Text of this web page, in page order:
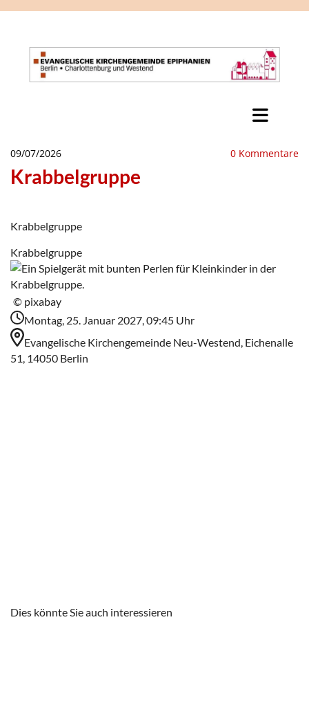
09/07/2026 0 Kommentare
Krabbelgruppe
Krabbelgruppe
Krabbelgruppe
© pixabay
Montag, 25. Januar 2027, 09:45 Uhr
Evangelische Kirchengemeinde Neu-Westend, Eichenalle
51, 14050 Berlin
Dies könnte Sie auch interessieren